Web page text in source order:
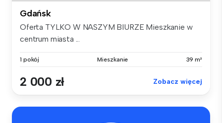
Gdańsk
Oferta TYLKO W NASZYM BIURZE Mieszkanie w
centrum miasta ...
1 pokój Mieszkanie 39 m²
2 000 zł Zobacz więcej